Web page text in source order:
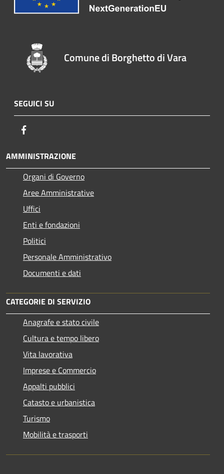
Comune di Borghetto di Vara
SEGUICI SU
AMMINISTRAZIONE
Organi di Governo
Aree Amministrative
Uffici
Enti e fondazioni
Politici
Personale Amministrativo
Documenti e dati
CATEGORIE DI SERVIZIO
Anagrafe e stato civile
Cultura e tempo libero
Vita lavorativa
Imprese e Commercio
Appalti pubblici
Catasto e urbanistica
Turismo
Mobilità e trasporti